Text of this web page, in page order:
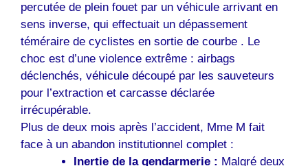
percutée de plein fouet par un véhicule arrivant en
sens inverse, qui effectuait un dépassement
téméraire de cyclistes en sortie de courbe . Le
choc est d’une violence extrême : airbags
déclenchés, véhicule découpé par les sauveteurs
pour l’extraction et carcasse déclarée
irrécupérable.
Plus de deux mois après l’accident, Mme M fait
face à un abandon institutionnel complet :
Inertie de la gendarmerie : Malgré deux